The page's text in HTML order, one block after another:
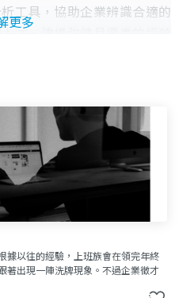
工具，協助企業辨識合適的
才，建構強健且優秀的經營
更多
據以往的經驗，上班族會在領完年終
著出現一陣洗牌現象。不過企業徵才
著企業發展策略需求隨時都可能